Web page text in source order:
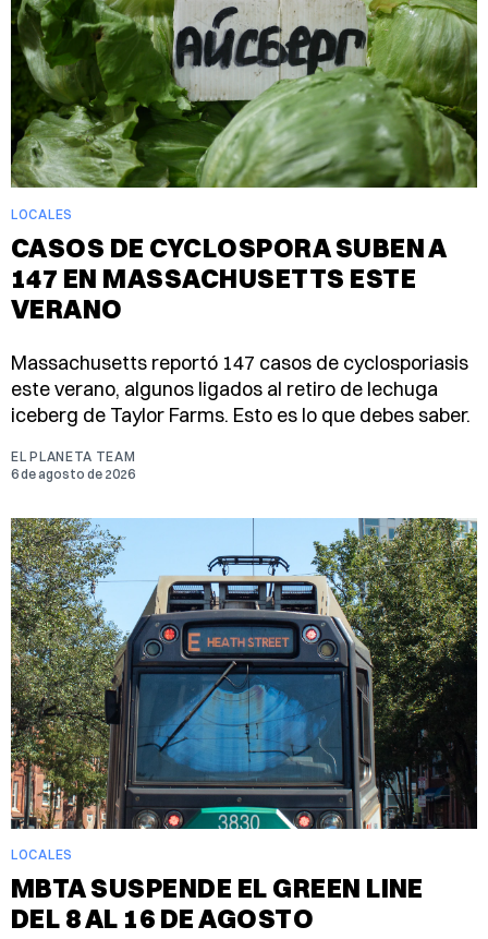
LOCALES
CASOS DE CYCLOSPORA SUBEN A
147 EN MASSACHUSETTS ESTE
VERANO
Massachusetts reportó 147 casos de cyclosporiasis
este verano, algunos ligados al retiro de lechuga
iceberg de Taylor Farms. Esto es lo que debes saber.
EL PLANETA TEAM
6 de agosto de 2026
LOCALES
MBTA SUSPENDE EL GREEN LINE
DEL 8 AL 16 DE AGOSTO